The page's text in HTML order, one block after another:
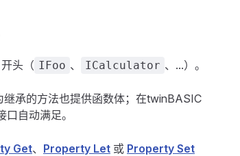
开头（ IFoo 、 ICalculator 、...）。
承的方法也提供函数体；在twinBASIC
自动满足。
Get、 Property Let 或 Property Set